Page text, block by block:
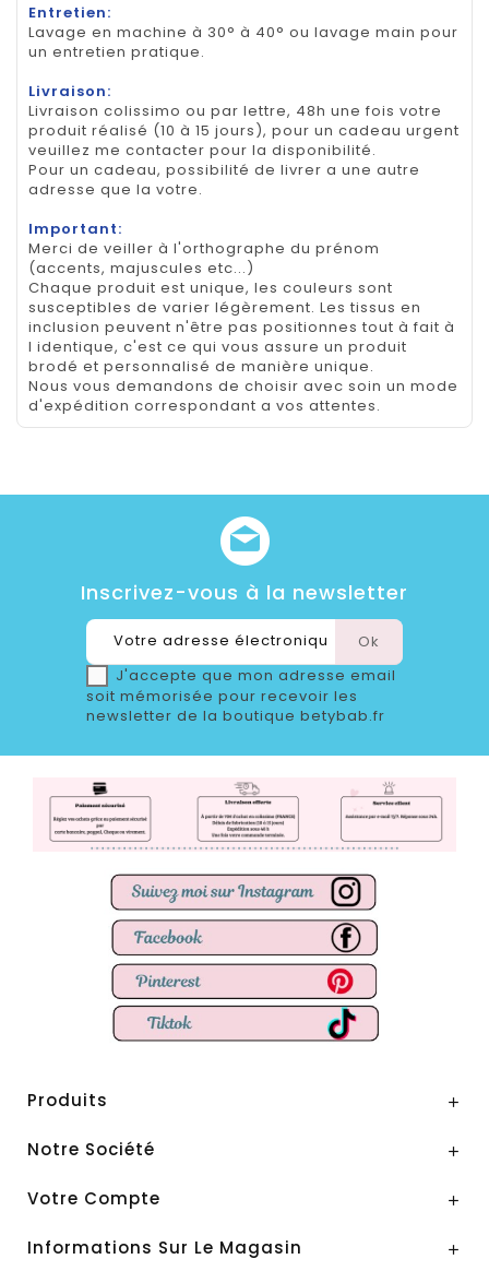
Entretien:
Lavage en machine à 30° à 40° ou lavage main pour
un entretien pratique.
Livraison:
Livraison colissimo ou par lettre, 48h une fois votre
produit réalisé (10 à 15 jours), pour un cadeau urgent
veuillez me contacter pour la disponibilité.
Pour un cadeau, possibilité de livrer a une autre
adresse que la votre.
Important:
Merci de veiller à l'orthographe du prénom
(accents, majuscules etc...)
Chaque produit est unique, les couleurs sont
susceptibles de varier légèrement. Les tissus en
inclusion peuvent n'être pas positionnes tout à fait à
l identique, c'est ce qui vous assure un produit
brodé et personnalisé de manière unique.
Nous vous demandons de choisir avec soin un mode
d'expédition correspondant a vos attentes.
Inscrivez-vous à la newsletter
J'accepte que mon adresse email
soit mémorisée pour recevoir les
newsletter de la boutique betybab.fr
Produits 
Notre Société 
Votre Compte 
Informations Sur Le Magasin 